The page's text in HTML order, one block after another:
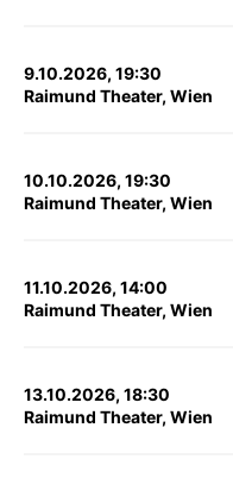
9.10.2026, 19:30
Raimund Theater, Wien
10.10.2026, 19:30
Raimund Theater, Wien
11.10.2026, 14:00
Raimund Theater, Wien
13.10.2026, 18:30
Raimund Theater, Wien